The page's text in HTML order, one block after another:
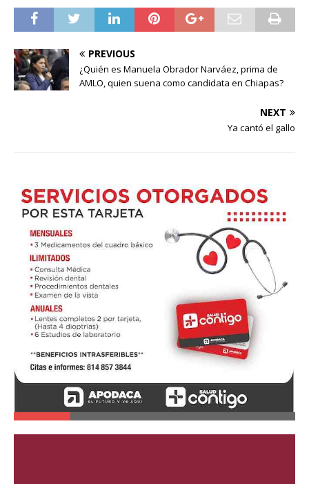
PREVIOUS
¿Quién es Manuela Obrador Narváez, prima de
AMLO, quien suena como candidata en Chiapas?
NEXT
Ya cantó el gallo